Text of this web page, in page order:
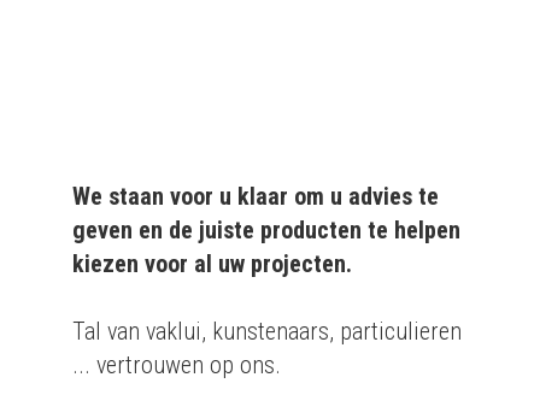
We staan voor u klaar om u advies te
geven en de juiste producten te helpen
kiezen voor al uw projecten.
Tal van vaklui, kunstenaars, particulieren
... vertrouwen op ons.